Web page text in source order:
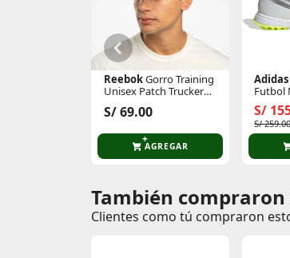
ReebokGorro Training
Unisex Patch Trucker
S/ 69.00
AGREGAR
Adidas
Futbol
S/
S/
Comentarios de
Comentarios de clientes que
También compraron
Clientes como tú compraron